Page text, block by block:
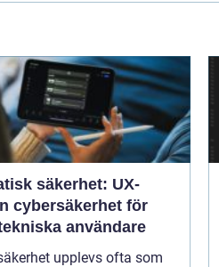
säkerhet: UX-
cybersäkerhet för
användare
upplevs ofta som